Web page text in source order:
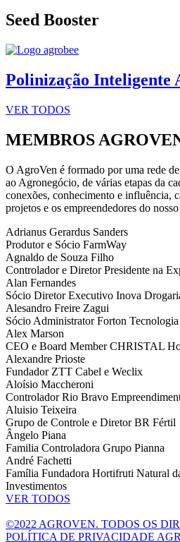
Seed Booster
Polinização Inteligente
VER TODOS
MEMBROS
O AgroVen é formado por uma rede
ao Agronegócio, de várias etapas da
conexões, conhecimento e influência,
projetos e os empreendedores do
Adrianus Gerardus Sanders
Produtor e Sócio FarmWay
Agnaldo de Souza Filho
Controlador e Diretor Presidente na
Alan Fernandes
Sócio Diretor Executivo Inova
Alesandro Freire Zagui
Sócio Administrator Forton
Alex Marson
CEO e Board Member CHRISTAL
Alexandre Prioste
Fundador ZTT Cabel e Weclix
Aloísio Maccheroni
Controlador Rio Bravo
Aluisio Teixeira
Grupo de Controle e Diretor BR Fértil
Ângelo Piana
Familia Controladora Grupo Pianna
André Fachetti
Família Fundadora Hortifruti Natural
Investimentos
VER TODOS
©2022 AGROVEN. TODOS OS
POLÍTICA DE PRIVACIDADE